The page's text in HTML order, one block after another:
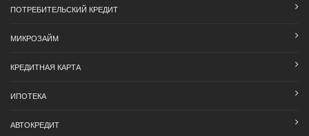
ПОТРЕБИТЕЛЬСКИЙ КРЕДИТ
МИКРОЗАЙМ
КРЕДИТНАЯ КАРТА
ИПОТЕКА
АВТОКРЕДИТ